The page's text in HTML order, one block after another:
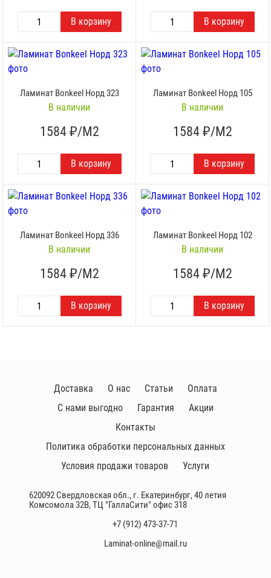
Ламинат Bonkeel Норд 323
В наличии
1584 ₽/М2
Ламинат Bonkeel Норд 105
В наличии
1584 ₽/М2
Ламинат Bonkeel Норд 336
В наличии
1584 ₽/М2
Ламинат Bonkeel Норд 102
В наличии
1584 ₽/М2
620092 Свердловская обл., г. Екатеринбург, 40 летия
Комсомола 32В, ТЦ "ГаллаСити" офис 318
+7 (912) 473-37-71
Laminat-online@mail.ru
Доставка О нас Статьи
Оплата
С нами выгодно
Гарантия
Акции
Контакты
Политика обработки персональных данных
Условия продажи товаров
Услуги